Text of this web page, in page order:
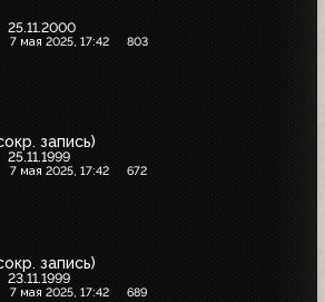
25.11.2000
7 мая 2025, 17:42 803
запись)
25.11.1999
7 мая 2025, 17:42 672
запись)
23.11.1999
7 мая 2025, 17:42 689